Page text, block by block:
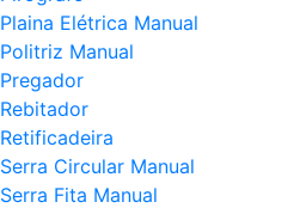
Plaina Elétrica Manual
Politriz Manual
Pregador
Rebitador
Retificadeira
Serra Circular Manual
Serra Fita Manual